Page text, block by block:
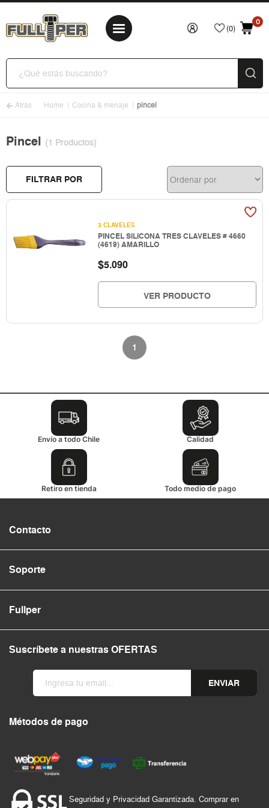
(0)
0
Atrás Home Cocina & menaje pincel
Pincel (1 Productos)
FILTRAR POR
3 CLAVELES
PINCEL SILICONA TRES CLAVELES # 4660
(4619) AMARILLO
$5.090
VER PRODUCTO
1
Envío a todo Chile Calidad
Retiro en tienda Todo medio de pago
Contacto
Soporte
Fullper
Suscríbete a nuestras OFERTAS
ENVIAR
Métodos de pago
Seguridad y Privacidad Garantizada. Comprar en